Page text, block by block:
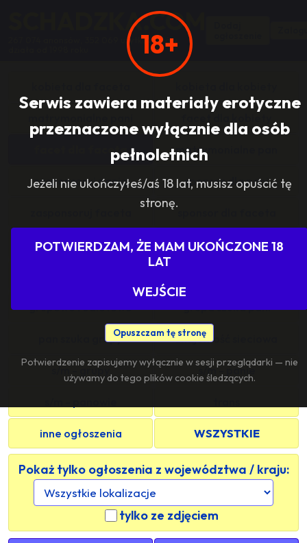
18+
Serwis zawiera materiały erotyczne
przeznaczone wyłącznie dla osób
pełnoletnich
Jeżeli nie ukończyłeś/aś 18 lat, musisz opuścić tę
stronę.
POTWIERDZAM, ŻE MAM UKOŃCZONE 18
LAT
WEJŚCIE
Opuszczam tę stronę
Potwierdzenie zapisujemy wyłącznie w sesji przeglądarki — nie
używamy do tego plików cookie śledzących.
SCHADZKA.COM
267 074 anonsów, 352 069 użytkowników,
facet dla faceta matrymonialne pan
zasponsoruj panią sponsor dla pani
sponsoring grupy agencje towarzyskie
grupowo i odlotowo grupa szuka pani
pan szuka grupy znajomość sieciowa
s/m - grupy s/m - panie
inne ogłoszenia WSZYSTKIE
Pokaż tylko ogłoszenia z województwa / kraju:
tylko ze zdjęciem